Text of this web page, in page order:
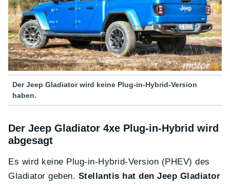
Der Jeep Gladiator wird keine Plug-in-Hybrid-Version
haben.
Der Jeep Gladiator 4xe Plug-in-Hybrid wird
abgesagt
Es wird keine Plug-in-Hybrid-Version (PHEV) des
Gladiator geben. Stellantis hat den Jeep Gladiator